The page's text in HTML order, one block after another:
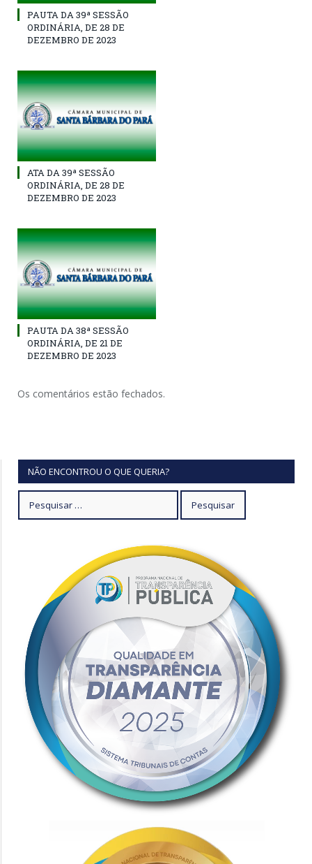
PAUTA DA 39ª SESSÃO
ORDINÁRIA, DE 28 DE
DEZEMBRO DE 2023
ATA DA 39ª SESSÃO
ORDINÁRIA, DE 28 DE
DEZEMBRO DE 2023
PAUTA DA 38ª SESSÃO
ORDINÁRIA, DE 21 DE
DEZEMBRO DE 2023
Os comentários estão fechados.
NÃO ENCONTROU O QUE QUERIA?